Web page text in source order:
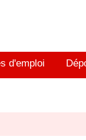
d'emploi